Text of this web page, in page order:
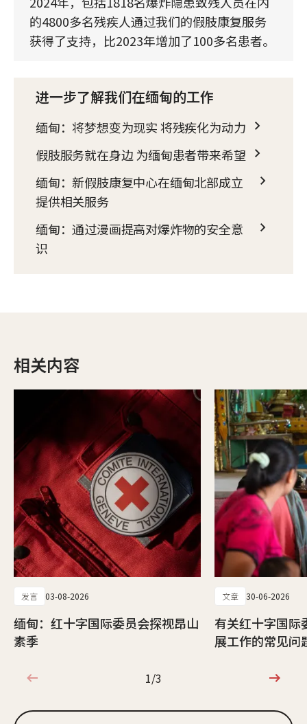
的4800多名残疾人通过我们的假肢康复服务
获得了支持，比2023年增加了100多名患者。
进一步了解我们在缅甸的工作
缅甸：将梦想变为现实 将残疾化为动力
假肢服务就在身边 为缅甸患者带来希望
缅甸：新假肢康复中心在缅甸北部成立
提供相关服务
缅甸：通过漫画提高对爆炸物的安全意
识
相关内容
发言 03-08-2026
缅甸：红十字国际委员会探视昂山
素季
文章 30-06-2026
有关红十字国际
展工作的常见问
1/3
1/3